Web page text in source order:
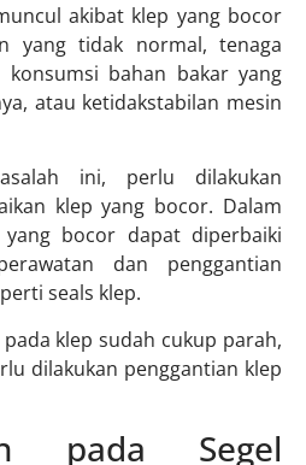
akibat klep yang bocor
yang tidak normal, tenaga
bahan bakar yang
atau ketidakstabilan mesin
ini, perlu dilakukan
klep yang bocor. Dalam
bocor dapat diperbaiki
dan penggantian
seals klep.
klep sudah cukup parah,
dilakukan penggantian klep
pada Segel